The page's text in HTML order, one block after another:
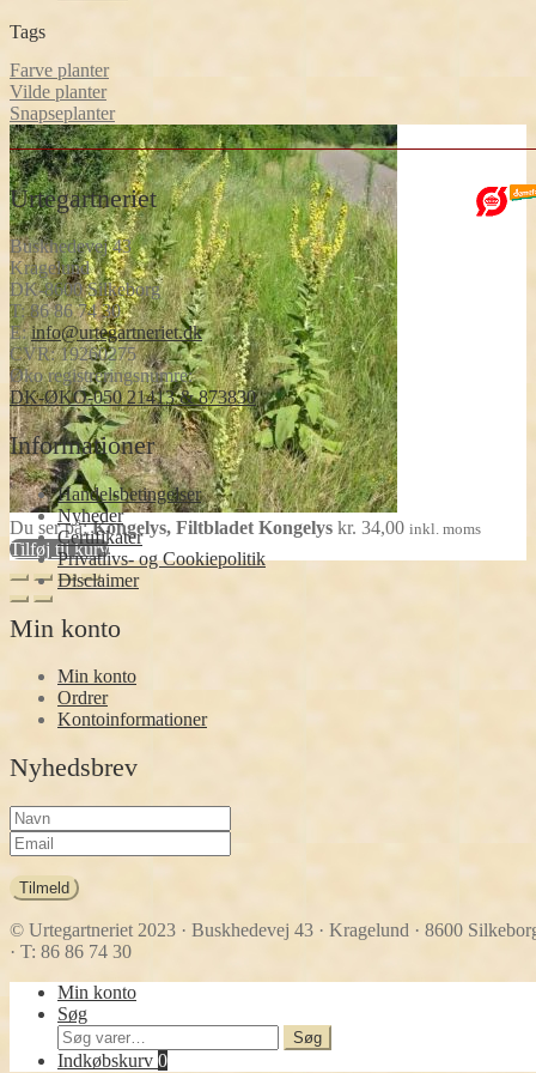
Tags
Farve planter
Vilde planter
Snapseplanter
Urtegartneriet
Buskhedevej 43
Kragelund
DK-8600 Silkeborg
T: 86 86 74 30
E:info@urtegartneriet.dk
CVR: 19260275
Øko registreringsnumre:
DK-ØKO-050 21413 & 873830
Informationer
Handelsbetingelser
Nyheder
Certifikater
Privatlivs- og Cookiepolitik
Disclaimer
Min konto
Min konto
Ordrer
Kontoinformationer
Nyhedsbrev
Tilmeld
© Urtegartneriet 2023 · Buskhedevej 43 · Kragelund · 8600
· T: 86 86 74 30
Min konto
Søg
Søg
efter:
Søg
Indkøbskurv 0
Du ser på:Kongelys, Filtbladet Kongelys kr. 34,00 inkl. moms
Tilføj til kurv